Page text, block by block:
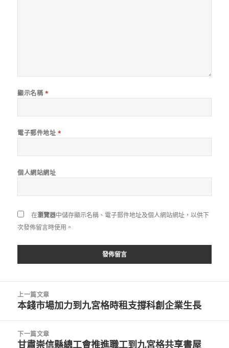
顯示名稱 *
電子郵件地址 *
個人網站網址
在瀏覽器中儲存顯示名稱、電子郵件地址及個人網站網址，以供下
次發佈留言時使用。
上一篇文章
上
篇
文
本錢市場加力到九宮格時租支撐科創企業生長
下一篇文章
下
甘肅崇信縣總工會推進職工到九宮格共享書屋